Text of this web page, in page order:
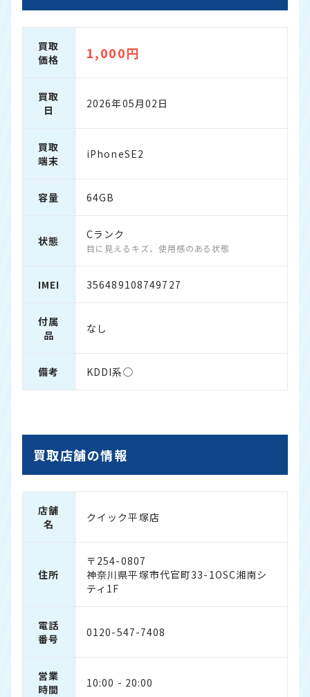
買取
価格
1,000円
買取
日
2026年05月02日
買取
端末
iPhoneSE2
容量 64GB
状態 Cランク
目に見えるキズ、使用感のある状態
IMEI 356489108749727
付属
品
なし
備考 KDDI系◯
買取店舗の情報
店舗
名
クイック平塚店
住所
〒254-0807
神奈川県平塚市代官町33-1OSC湘南シ
ティ1F
電話
番号
0120-547-7408
営業
時間
10:00 - 20:00